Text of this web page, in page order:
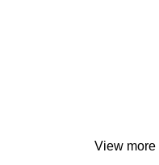
View more